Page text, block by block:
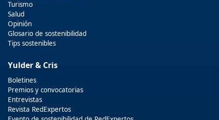
Turismo
Salud
Opinión
Glosario de sostenibilidad
Tips sostenibles
Yulder & Cris
Boletines
Premios y convocatorias
Entrevistas
Revista RedExpertos